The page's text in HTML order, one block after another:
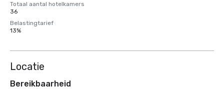
Totaal aantal hotelkamers
36
Belastingtarief
13%
Locatie
Bereikbaarheid